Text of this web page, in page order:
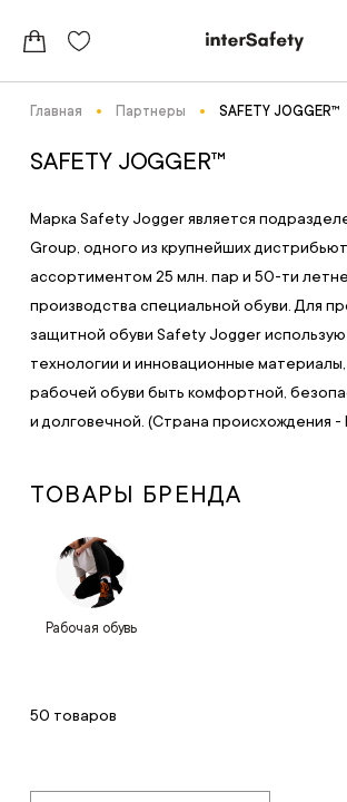
Главная Партнеры SAFETY JOGGER™
SAFETY JOGGER™
Марка Safety Jogger является
Group, одного из крупнейших
ассортиментом 25 млн. пар и 50-ти
производства специальной обуви. Для
защитной обуви Safety Jogger
технологии и инновационные
рабочей обуви быть комфортной,
и долговечной. (Страна происхождения -
ТОВАРЫ БРЕНДА
Рабочая обувь
50 товаров